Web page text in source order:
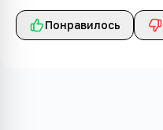
Понравилось